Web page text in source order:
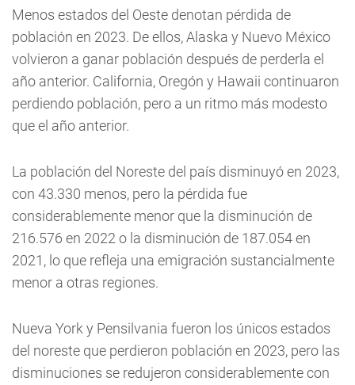
Menos estados del Oeste denotan pérdida de
población en 2023. De ellos, Alaska y Nuevo México
volvieron a ganar población después de perderla el
año anterior. California, Oregón y Hawaii continuaron
perdiendo población, pero a un ritmo más modesto
que el año anterior.
La población del Noreste del país disminuyó en 2023,
con 43.330 menos, pero la pérdida fue
considerablemente menor que la disminución de
216.576 en 2022 o la disminución de 187.054 en
2021, lo que refleja una emigración sustancialmente
menor a otras regiones.
Nueva York y Pensilvania fueron los únicos estados
del noreste que perdieron población en 2023, pero las
disminuciones se redujeron considerablemente con